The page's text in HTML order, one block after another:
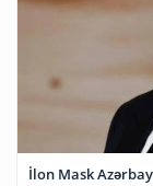
İlon Mask